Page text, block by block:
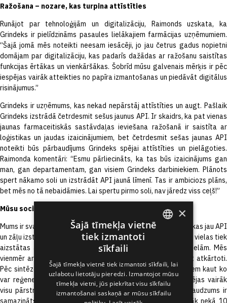
Ražošana – nozare, kas turpina attīstīties
Runājot par tehnoloģijām un digitalizāciju, Raimonds uzskata, ka
Grindeks ir pielīdzināms pasaules lielākajiem farmācijas uzņēmumiem.
“Šajā jomā mēs noteikti neesam iesācēji, jo jau četrus gadus nopietni
domājam par digitalizāciju, kas padarīs dažādas ar ražošanu saistītas
funkcijas ērtākas un vienkāršākas. Šobrīd mūsu galvenais mērķis ir pēc
iespējas vairāk atteikties no papīra izmantošanas un piedāvāt digitālus
risinājumus.”
Grindeks ir uzņēmums, kas nekad nepārstāj attīstīties un augt. Pašlaik
Grindeks izstrādā četrdesmit sešus jaunus API. Ir skaidrs, ka pat vienas
jaunas farmaceitiskās sastāvdaļas ieviešana ražošanā ir saistīta ar
loģistikas un jaudas izaicinājumiem, bet četrdesmit sešas jaunas API
noteikti būs pārbaudījums Grindeks spējai attīstīties un pielāgoties.
Raimonda komentāri: “Esmu pārliecināts, ka tas būs izaicinājums gan
man, gan departamentam, gan visiem Grindeks darbiniekiem. Plānots
spert nākamo soli un izstrādāt API jaunā līmenī. Tas ir ambiciozs plāns,
bet mēs no tā nebaidāmies. Lai spertu pirmo soli, nav jāredz viss ceļš!”
Mūsu sociālā atbildība – vides aizsardzība
Mums ir svarīgi būt ilgtspējīgiem, un videi draudzīga pieeja sākas jau API
un zāļu izstrādes sākumā. Bīstamas un videi kaitīgas ķīmiskās vielas tiek
aizstātas ar “zaļām” vai videi draudzīgākām ķīmiskajām vielām. Mēs
vienmēr arī pārbaudām, vai šīs ķīmiskās vielas var izmantot atkārtoti.
Pēc sintēzes paliek daudz atkritumu, un no visiem atkritumiem kaut ko
var reģenerēt pārstrādes ciklos. “Mēs cenšamies pēc iespējas vairāk
visu pārstrādāt un izmantot atkārtoti, un, kad atkritumu daudzums ir
samazināts līdz minimumam, tie ir pareizi jāizmet. Jau vairāk nekā 10
RUSSIAN
SPANISH
×
Šajā tīmekļa vietnē
tiek izmantoti
sīkfaili
Šajā tīmekļa vietnē tiek izmantoti sīkfaili, lai
uzlabotu lietotāju pieredzi. Izmantojot mūsu
tīmekļa vietni, jūs piekrītat visu sīkfailu
izmantošanai saskaņā ar mūsu sīkfailu